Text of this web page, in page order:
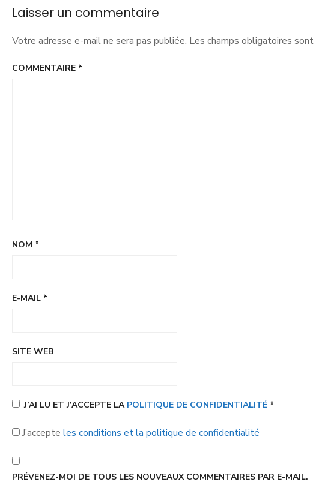
Laisser un commentaire
Votre adresse e-mail ne sera pas publiée. Les champs obligatoires sont
COMMENTAIRE *
NOM *
E-MAIL *
SITE WEB
J’AI LU ET J’ACCEPTE LA POLITIQUE DE CONFIDENTIALITÉ *
J’accepte les conditions et la politique de confidentialité
PRÉVENEZ-MOI DE TOUS LES NOUVEAUX COMMENTAIRES PAR E-MAIL.